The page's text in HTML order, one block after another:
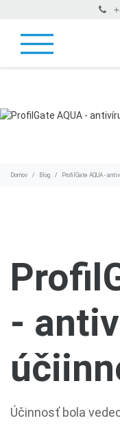
Domov Blog ProfilGate AQUA -
-
Účinnosť bola